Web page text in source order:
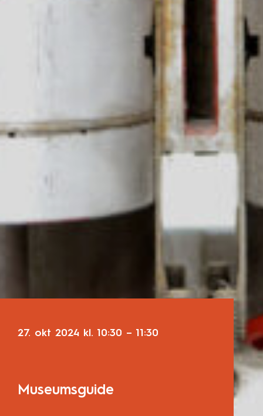
27. okt 2024 kl. 10:30 – 11:30
Museumsguide